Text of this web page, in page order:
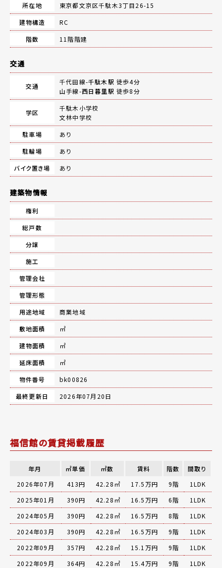
所在地
東京都文京区千駄木3丁目26-15
建物構造
RC
階数
11階階建
交通
交通
千代田線-千駄木駅 徒歩4分
山手線-西日暮里駅 徒歩8分
学区
千駄木小学校
文林中学校
駐車場
あり
駐輪場
あり
バイク置き場
あり
建築物情報
権利
総戸数
分譲
施工
管理会社
管理形態
用途地域
商業地域
敷地面積
㎡
建物面積
㎡
延床面積
㎡
物件番号
bk00826
最終更新日
2026年07月20日
福信館の賃貸掲載履歴
年月 ㎡単価 ㎡数 賃料 階数
間取り
2026年07月
413円 42.28㎡ 17.5万円 9階
1LDK
2025年01月
390円 42.28㎡ 16.5万円 6階
1LDK
2024年05月
390円 42.28㎡ 16.5万円 8階
1LDK
2024年03月
390円 42.28㎡ 16.5万円 9階
1LDK
2022年09月
357円 42.28㎡ 15.1万円 9階
1LDK
2022年09月
364円 42.28㎡ 15.4万円 9階 1LDK